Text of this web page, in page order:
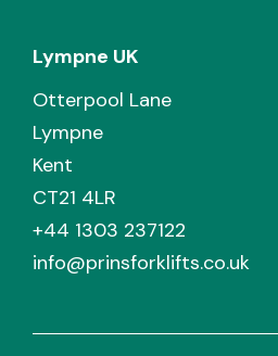
Lympne UK
Otterpool Lane
Lympne
Kent
CT21 4LR
+44 1303 237122
info@prinsforklifts.co.uk